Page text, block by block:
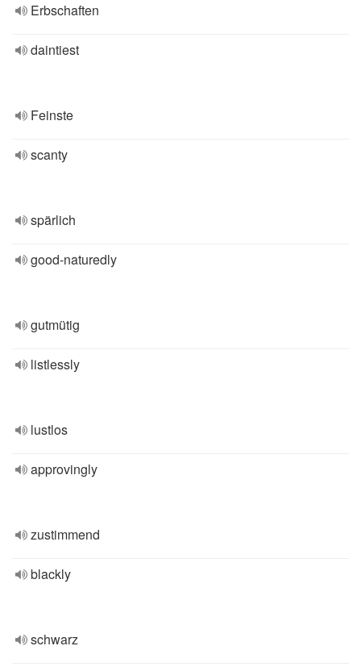
Erbschaften
daintiest
Feinste
scanty
spärlich
good-naturedly
gutmütig
listlessly
lustlos
approvingly
zustimmend
blackly
schwarz